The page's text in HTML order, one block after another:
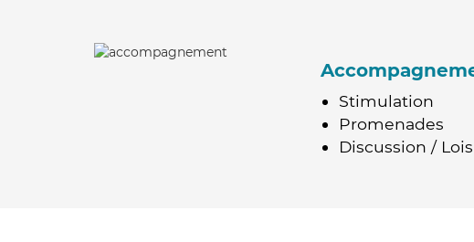
Stimulation
Promenades
Discussion /